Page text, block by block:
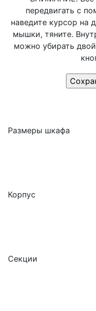
передвигать с
наведите курсор на
мышки, тяните.
можно убирать
Размеры шкафа
Корпус
Секции